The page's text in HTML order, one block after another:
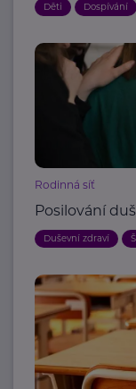
Děti Dospívání
Rodinná síť
Posilování
Duševní zdraví